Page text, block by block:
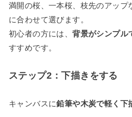
満開の桜、一本桜、枝先のアップ
に合わせて選びます。
初心者の方には、背景がシンプル
すすめです。
ステップ2：下描きをする
キャンバスに鉛筆や木炭で軽く下